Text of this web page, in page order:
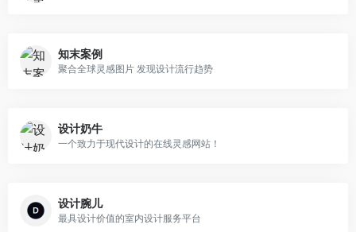
知末案例
聚合全球灵感图片 发现设计流行趋势
设计奶牛
一个致力于现代设计的在线灵感网站！
设计腕儿
最具设计价值的室内设计服务平台